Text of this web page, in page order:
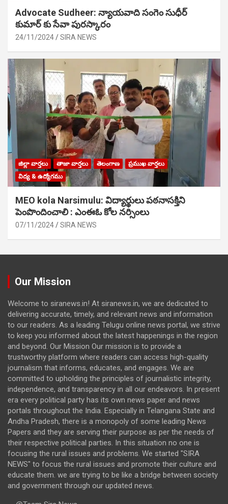
Advocate Sudheer: న్యాయవాది సంగెం సుధీర్
కుమార్ కు సేవా పురస్కారం
24/11/2024 SIRA NEWS
జిల్లా వార్తలు తాజా వార్తలు తెలంగాణ
ప్రముఖ వార్తలు
విద్య & ఉద్యోగము
MEO kola Narsimulu: విద్యార్థులు పఠ‌నాసక్తిని
పెంపొందించాలి : ఎంఈఓ కోల నర్సింలు
07/11/2024 SIRA NEWS
Our Mission
Welcome to siranews.in! At siranews.in, we are dedicated to
delivering accurate, timely, and relevant news and information
to our readers. As a leading Telugu online news portal, we strive
to keep you informed about the latest happenings in the region
and beyond. Our Mission Our mission is to provide a
trustworthy platform where readers can access high-quality
journalism that informs, educates, and engages. We are
committed to upholding the principles of journalistic integrity,
independence, and transparency in all our endeavors. In present
era every political party has its own news paper and news
portals throughout the India. Especially in Telangana State and
Andha Pradesh, there is a monopoly of some leading News
Papers and they are serving their purpose as per the needs of
their respective political parties. In this situation no one is
focusing the rural issues and problems. We started "SIRA
NEWS" to focus the rural issues and promote their culture and
educate them. we are trying to be like a bridge between society
and government through our updated news.